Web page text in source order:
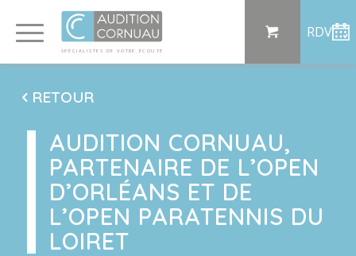
SP ÉCI AL I S TE S DE VO TRE ÉC OU TE
RDV
RETOUR
AUDITION CORNUAU,
PARTENAIRE DE L’OPEN
D’ORLÉANS ET DE
L’OPEN PARATENNIS DU
LOIRET
Panneau de gestion des cookies